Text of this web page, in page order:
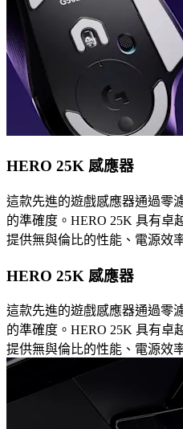
HERO 25K 感應器
這款先進的遊戲感應器通過零
的準確度。HERO 25K 具有卓
提供無與倫比的性能、電源效
HERO 25K 感應器
這款先進的遊戲感應器通過零
的準確度。HERO 25K 具有卓
提供無與倫比的性能、電源效